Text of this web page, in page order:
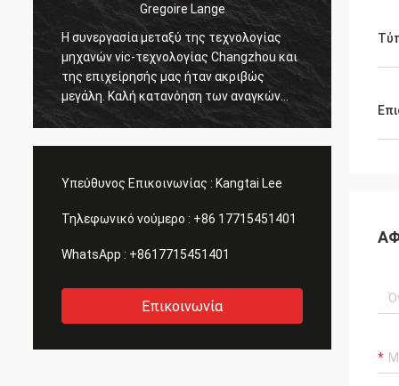
Gregoire Lange
Η συνεργασία μεταξύ της τεχνολογίας
μηχανών vic-τεχνολογίας Changzhou και
της επιχείρησής μας ήταν ακριβώς
μεγάλη. Καλή κατανόηση των αναγκών
μας, μεγάλος πρόθυμος να λύσει τα
Υπεύθυνος Επικοινωνίας : Kangtai Lee
Τηλεφωνικό νούμερο : +86 17715451401
WhatsApp : +8617715451401
Επικοινωνία